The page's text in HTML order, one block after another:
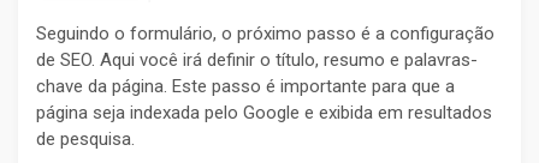
Seguindo o formulário, o próximo passo é a configuração
de SEO. Aqui você irá definir o título, resumo e palavras-
chave da página. Este passo é importante para que a
página seja indexada pelo Google e exibida em resultados
de pesquisa.